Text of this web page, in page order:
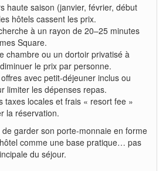
haute saison (janvier, février, début
hôtels cassent les prix.
à un rayon de 20–25 minutes
Square.
chambre ou un dortoir privatisé à
le prix par personne.
avec petit-déjeuner inclus ou
limiter les dépenses repas.
taxes locales et frais « resort fee »
la réservation.
garder son porte-monnaie en forme
comme une base pratique… pas
du séjour.